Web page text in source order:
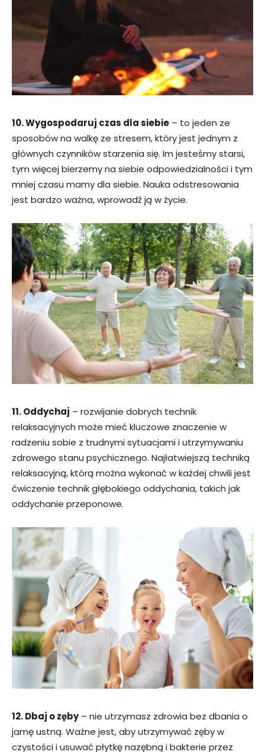
10. Wygospodaruj czas dla siebie – to jeden ze
sposobów na walkę ze stresem, który jest jednym z
głównych czynników starzenia się. Im jesteśmy starsi,
tym więcej bierzemy na siebie odpowiedzialności i tym
mniej czasu mamy dla siebie. Nauka odstresowania
jest bardzo ważna, wprowadź ją w życie.
11. Oddychaj – rozwijanie dobrych technik
relaksacyjnych może mieć kluczowe znaczenie w
radzeniu sobie z trudnymi sytuacjami i utrzymywaniu
zdrowego stanu psychicznego. Najłatwiejszą techniką
relaksacyjną, którą można wykonać w każdej chwili jest
ćwiczenie technik głębokiego oddychania, takich jak
oddychanie przeponowe.
12. Dbaj o zęby– nie utrzymasz zdrowia bez dbania o
jamę ustną. Ważne jest, aby utrzymywać zęby w
czystości i usuwać płytkę nazębną i bakterie przez